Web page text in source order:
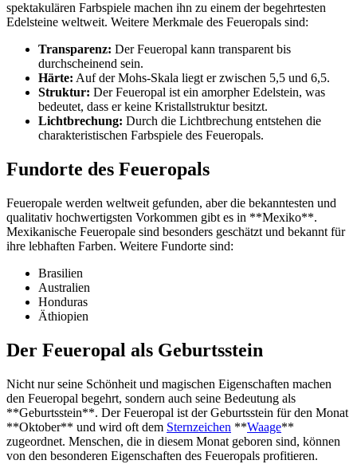
spektakulären Farbspiele machen ihn zu einem der begehrtesten
Edelsteine weltweit. Weitere Merkmale des Feueropals sind:
Transparenz: Der Feueropal kann transparent bis
durchscheinend sein.
Härte: Auf der Mohs-Skala liegt er zwischen 5,5 und 6,5.
Struktur: Der Feueropal ist ein amorpher Edelstein, was
bedeutet, dass er keine Kristallstruktur besitzt.
Lichtbrechung: Durch die Lichtbrechung entstehen die
charakteristischen Farbspiele des Feueropals.
Fundorte des Feueropals
Feueropale werden weltweit gefunden, aber die bekanntesten und
qualitativ hochwertigsten Vorkommen gibt es in **Mexiko**.
Mexikanische Feueropale sind besonders geschätzt und bekannt für
ihre lebhaften Farben. Weitere Fundorte sind:
Brasilien
Australien
Honduras
Äthiopien
Der Feueropal als Geburtsstein
Nicht nur seine Schönheit und magischen Eigenschaften machen
den Feueropal begehrt, sondern auch seine Bedeutung als
**Geburtsstein**. Der Feueropal ist der Geburtsstein für den Monat
**Oktober** und wird oft dem Sternzeichen **Waage**
zugeordnet. Menschen, die in diesem Monat geboren sind, können
von den besonderen Eigenschaften des Feueropals profitieren.